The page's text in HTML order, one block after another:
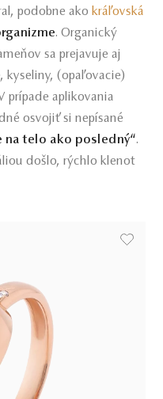
podobne ako kráľovská
. Organický
sa prejavuje aj
kyseliny, (opaľovacie)
prípade aplikovania
osvojiť si nepísané
na telo ako posledný“.
došlo, rýchlo klenot